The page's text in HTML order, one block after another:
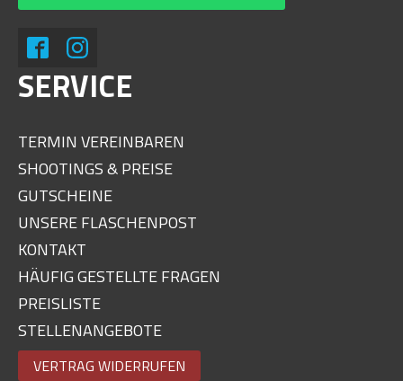
SERVICE
TERMIN VEREINBAREN
SHOOTINGS & PREISE
GUTSCHEINE
UNSERE FLASCHENPOST
KONTAKT
HÄUFIG GESTELLTE FRAGEN
PREISLISTE
STELLENANGEBOTE
VERTRAG WIDERRUFEN